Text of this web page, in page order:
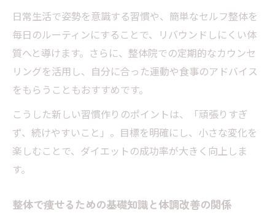
整体ダイエットで全身の巡りを整えるメリ
ット
整体施術で叶える美と健康のアップデート
整体ダイエットで美と健康を同時に手に入
整体で体質改善しながらダイエットするポ
健康的に痩せる整体ダイエット体験談を紹
日常生活で姿勢を意識する習慣や、簡単なセルフ整体を
毎日のルーティンにすることで、リバウンドしにくい体
質へと導けます。さらに、整体院での定期的なカウンセ
リングを活用し、自分に合った運動や食事のアドバイス
をもらうこともおすすめです。
こうした新しい習慣作りのポイントは、「頑張りすぎ
ず、続けやすいこと」。目標を明確にし、小さな変化を
楽しむことで、ダイエットの成功率が大きく向上しま
す。
整体で痩せるための基礎知識と体調改善の関係